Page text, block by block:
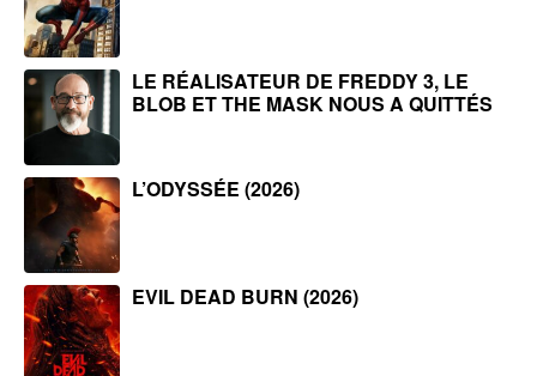
LE RÉALISATEUR DE FREDDY 3, LE
BLOB ET THE MASK NOUS A QUITTÉS
L’ODYSSÉE (2026)
EVIL DEAD BURN (2026)